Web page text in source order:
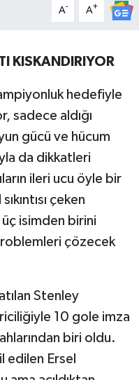
A- A+
KISKANDIRIYOR
hedefiyle
sadece aldığı
gücü ve hücum
da dikkatleri
ileri ucu öyle bir
çeken
üç isimden birini
çözecek
Stenley
10 gole imza
biri oldu.
edilen Ersel